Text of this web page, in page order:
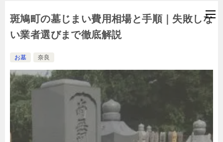
斑鳩町の墓じまい費用相場と手順｜失敗しな
い業者選びまで徹底解説
お墓 奈良